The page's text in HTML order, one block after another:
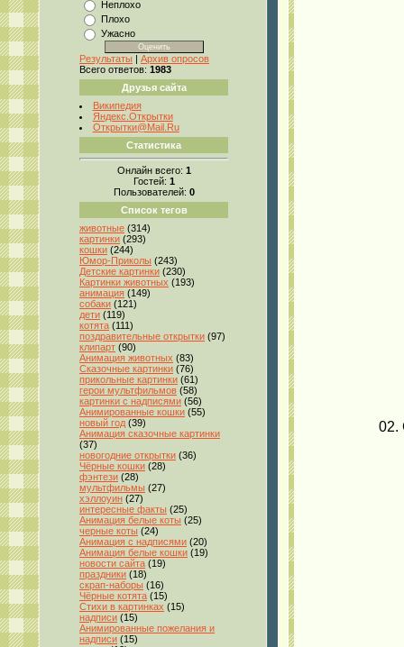
Неплохо
Плохо
Ужасно
Результаты | Архив опросов
Всего ответов: 1983
Друзья сайта
Википедия
Яндекс.Открытки
Открытки@Mail.Ru
Статистика
Онлайн всего: 1
Гостей: 1
Пользователей: 0
Список тегов
животные (314)
картинки (293)
кошки (244)
Юмор-Приколы (243)
Детские картинки (230)
Картинки животных (193)
анимация (149)
собаки (121)
дети (119)
котята (111)
поздравительные открытки (97)
клипарт (90)
Анимация животных (83)
Сказочные картинки (76)
прикольные картинки (61)
герои мультфильмов (58)
картинки с надписями (56)
Анимированные кошки (55)
новый год (39)
Анимация сказочные картинки
(37)
новогодние открытки (36)
Чёрные кошки (28)
фэнтези (28)
мультфильмы (27)
хэллоуин (27)
интересные факты (25)
Анимация белые коты (25)
черные коты (24)
Анимация с надписями (20)
Анимация белые кошки (19)
новости сайта (19)
праздники (18)
скрап-наборы (16)
Чёрные котята (15)
Стихи в картинках (15)
надписи (15)
Анимированные пожелания и
надписи (15)
02.